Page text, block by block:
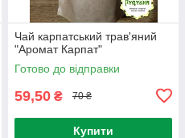
Чай карпатський трав'яний
"Аромат Карпат"
Готово до відправки
59,50 ₴ 70 ₴
Купити